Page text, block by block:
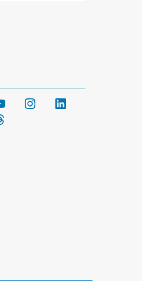
YouTube Instagram